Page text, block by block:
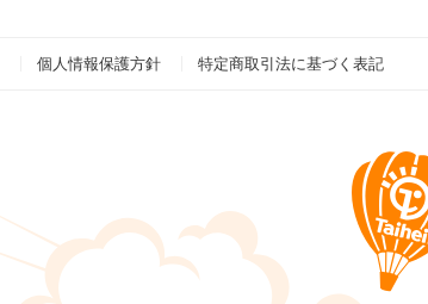
個人情報保護方針 特定商取引法に基づく表記